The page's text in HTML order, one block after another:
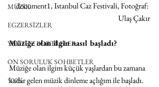
MÜZİK
EGZERSİZLER
YEL TOZ PORTRELER
ON SORULUK SOHBETLER
500K
document1, Istanbul Caz Festivali, Fotoğraf:
Ulaş Çakır
Müziğe olan ilgin nasıl başladı?
Müziğe olan ilgim küçük yaşlardan bu zamana
kadar gelen müzik dinleme açlığım ile başladı.